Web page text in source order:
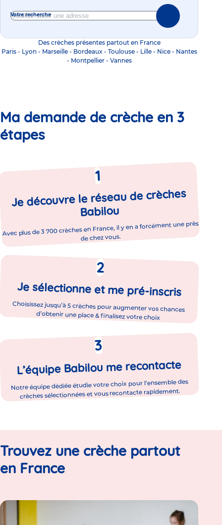
Votre recherche
Des crèches présentes partout en France
Paris- Lyon- Marseille- Bordeaux - Toulouse- Lille- Nice- Nantes
- Montpellier- Vannes
Ma demande de crèche en 3
étapes
Je découvre le réseau de crèches
Babilou
Avec plus de 3 700 crèches en France, il y en a forcément une près
de chez vous.
Je sélectionne et me pré-inscris
Choisissez jusqu’à 5 crèches pour augmenter vos chances
d’obtenir une place & finalisez votre choix
L’équipe Babilou me recontacte
Notre équipe dédiée étudie votre choix pour l’ensemble des
crèches sélectionnées et vous recontacte rapidement.
Trouvez une crèche partout
en France